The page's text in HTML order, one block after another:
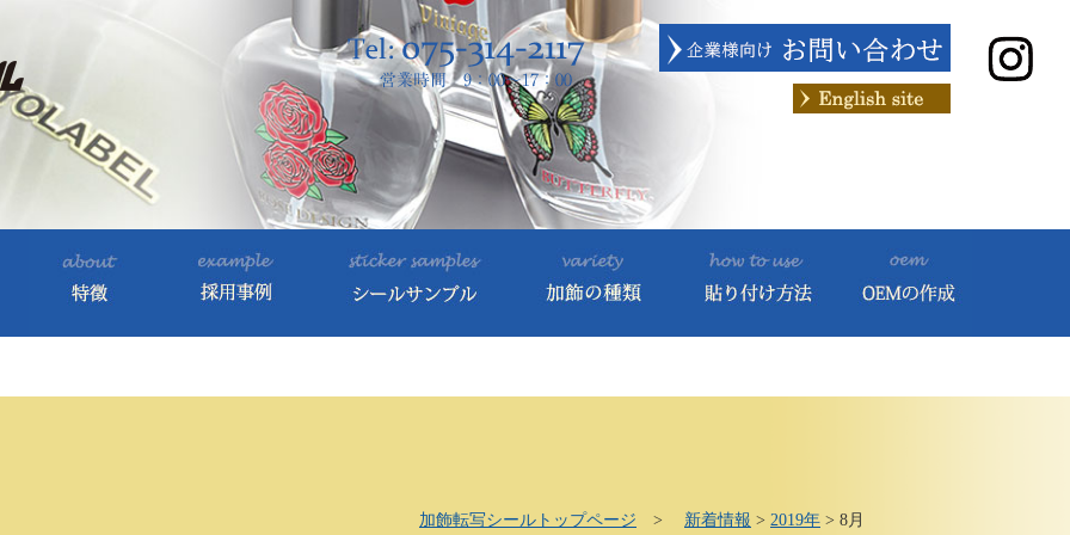
加飾転写シールトップページ > 新着情報 > 2019年 > 8月